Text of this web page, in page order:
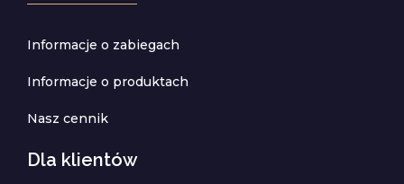
Informacje o zabiegach
Informacje o produktach
Nasz cennik
Dla klientów